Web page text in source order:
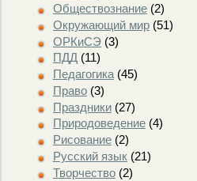
Обществознание(2)
Окружающий мир(51)
ОРКиСЭ(3)
ПДД(11)
Педагогика(45)
Право(3)
Праздники(27)
Природоведение(4)
Рисование(2)
Русский язык(21)
Творчество(2)